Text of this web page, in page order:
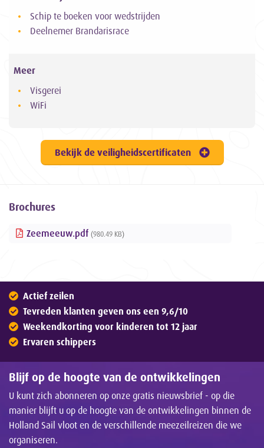
Schip te boeken voor wedstrijden
Deelnemer Brandarisrace
Meer
Visgerei
WiFi
Bekijk de veiligheidscertificaten
Brochures
Zeemeeuw.pdf (980.49 KB)
Actief zeilen
Tevreden klanten geven ons een 9,6/10
Weekendkorting voor kinderen tot 12 jaar
Ervaren schippers
Blijf op de hoogte van de ontwikkelingen
U kunt zich abonneren op onze gratis nieuwsbrief - op die
manier blijft u op de hoogte van de ontwikkelingen binnen de
Holland Sail vloot en de verschillende meezeilreizen die we
organiseren.